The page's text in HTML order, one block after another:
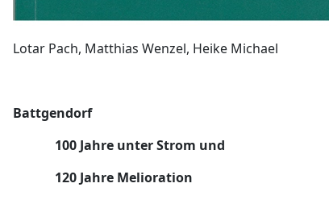
Lotar Pach, Matthias Wenzel, Heike Michael
Battgendorf
100 Jahre unter Strom und
120 Jahre Melioration